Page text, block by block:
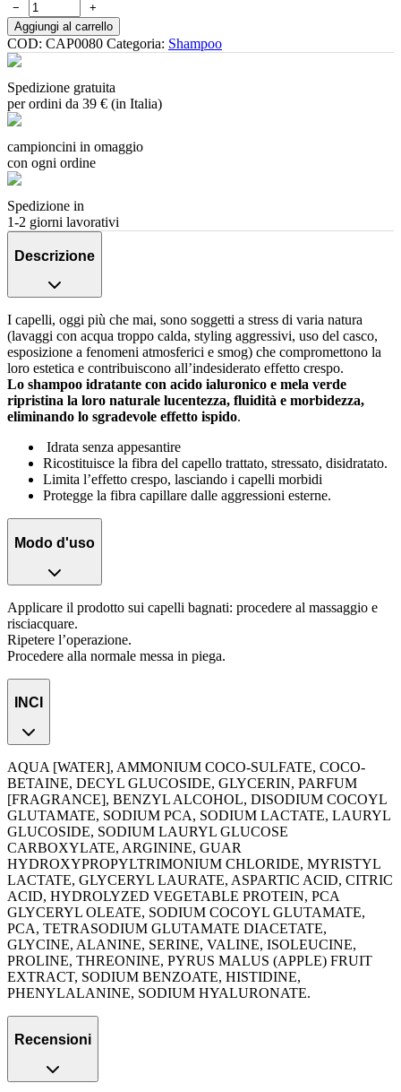
−
+
Aggiungi al carrello
COD: CAP0080 Categoria: Shampoo
Spedizione gratuita
per ordini da 39 € (in Italia)
campioncini in omaggio
con ogni ordine
Spedizione in
1-2 giorni lavorativi
Descrizione
I capelli, oggi più che mai, sono soggetti a stress di varia natura
(lavaggi con acqua troppo calda, styling aggressivi, uso del casco,
esposizione a fenomeni atmosferici e smog) che compromettono la
loro estetica e contribuiscono all’indesiderato effetto crespo.
Lo shampoo idratante con acido ialuronico e mela verde
ripristina la loro naturale lucentezza, fluidità e morbidezza,
eliminando lo sgradevole effetto ispido.
Idrata senza appesantire
Ricostituisce la fibra del capello trattato, stressato, disidratato.
Limita l’effetto crespo, lasciando i capelli morbidi
Protegge la fibra capillare dalle aggressioni esterne.
Modo d'uso
Applicare il prodotto sui capelli bagnati: procedere al massaggio e
risciacquare.
Ripetere l’operazione.
Procedere alla normale messa in piega.
INCI
AQUA [WATER], AMMONIUM COCO-SULFATE, COCO-
BETAINE, DECYL GLUCOSIDE, GLYCERIN, PARFUM
[FRAGRANCE], BENZYL ALCOHOL, DISODIUM COCOYL
GLUTAMATE, SODIUM PCA, SODIUM LACTATE, LAURYL
GLUCOSIDE, SODIUM LAURYL GLUCOSE
CARBOXYLATE, ARGININE, GUAR
HYDROXYPROPYLTRIMONIUM CHLORIDE, MYRISTYL
LACTATE, GLYCERYL LAURATE, ASPARTIC ACID, CITRIC
ACID, HYDROLYZED VEGETABLE PROTEIN, PCA
GLYCERYL OLEATE, SODIUM COCOYL GLUTAMATE,
PCA, TETRASODIUM GLUTAMATE DIACETATE,
GLYCINE, ALANINE, SERINE, VALINE, ISOLEUCINE,
PROLINE, THREONINE, PYRUS MALUS (APPLE) FRUIT
EXTRACT, SODIUM BENZOATE, HISTIDINE,
PHENYLALANINE, SODIUM HYALURONATE.
Recensioni